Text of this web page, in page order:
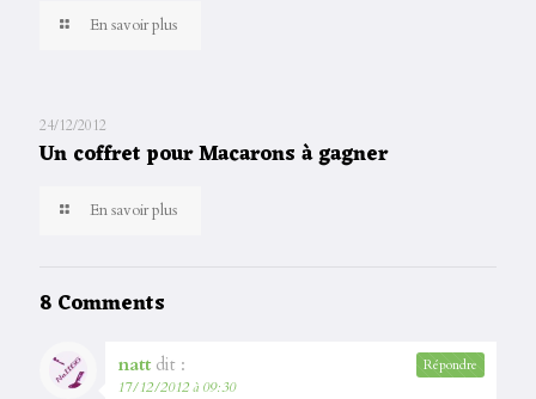
En savoir plus
24/12/2012
Un coffret pour Macarons à gagner
En savoir plus
8 Comments
natt dit :
17/12/2012 à 09:30
Répondre